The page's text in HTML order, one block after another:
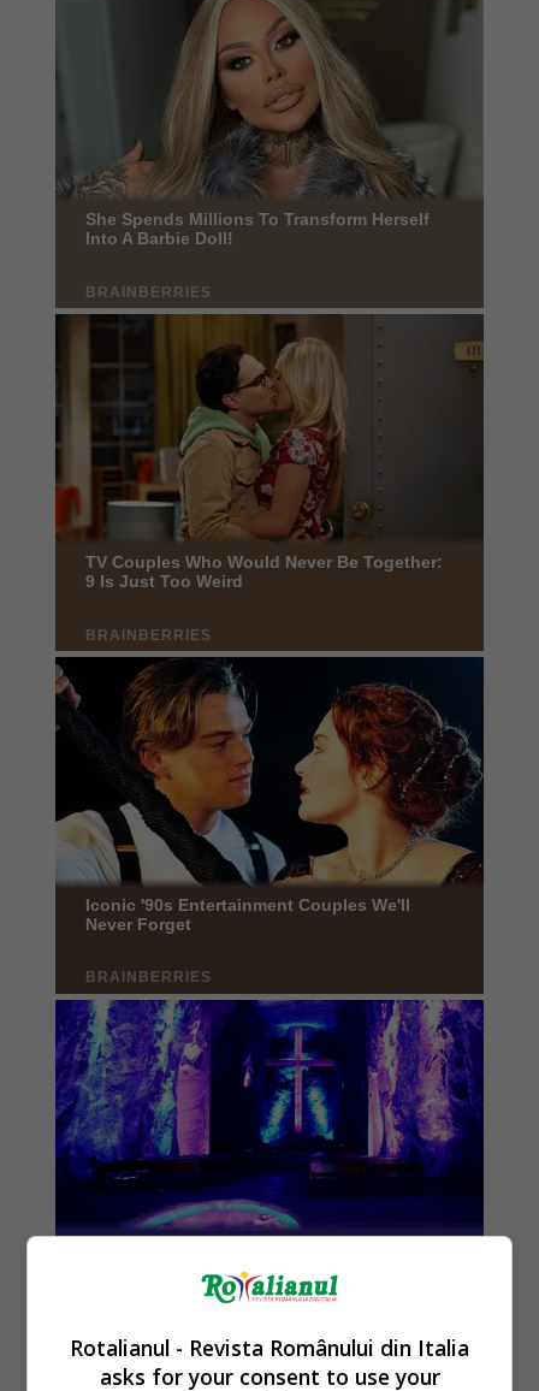
Rotalianul - Revista Românului din Italia
asks for your consent to use your